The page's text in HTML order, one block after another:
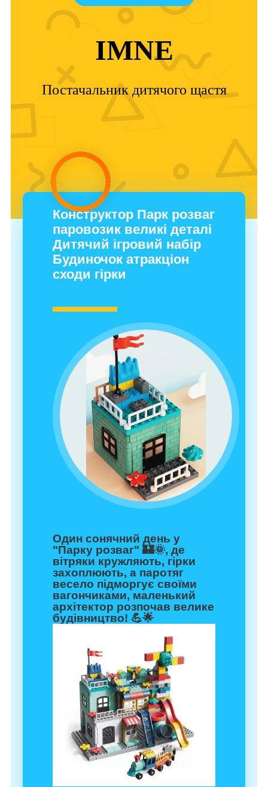
IMNE
Постачальник дитячого щастя
Конструктор Парк розваг
паровозик великі деталі
Дитячий ігровий набір
Будиночок атракціон
сходи гірки
Один сонячний день у
"Парку розваг" 🏰🌞, де
вітряки кружляють, гірки
захоплюють, а паротяг
весело підморгує своїми
вагончиками, маленький
архітектор розпочав велике
будівництво! 💪🌟